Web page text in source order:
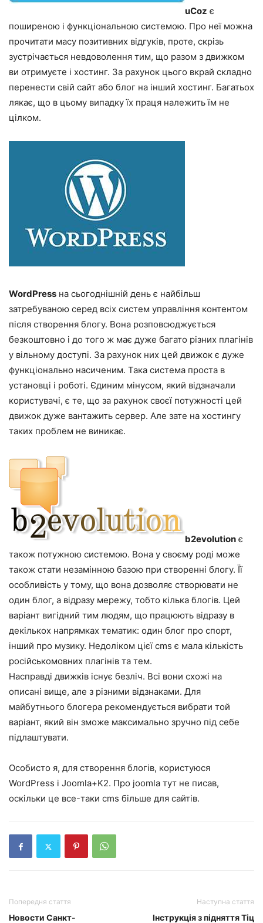
uСoz є
поширеною і функціональною системою. Про неї можна
прочитати масу позитивних відгуків, проте, скрізь
зустрічається невдоволення тим, що разом з движком
ви отримуєте і хостинг. За рахунок цього вкрай складно
перенести свій сайт або блог на інший хостинг. Багатьох
лякає, що в цьому випадку їх праця належить їм не
цілком.
WordPress на сьогоднішній день є найбільш
затребуваною серед всіх систем управління контентом
після створення блогу. Вона розповсюджується
безкоштовно і до того ж має дуже багато різних плагінів
у вільному доступі. За рахунок них цей движок є дуже
функціонально насиченим. Така система проста в
установці і роботі. Єдиним мінусом, який відзначали
користувачі, є те, що за рахунок своєї потужності цей
движок дуже вантажить сервер. Але зате на хостингу
таких проблем не виникає.
b2evolution є
також потужною системою. Вона у своєму роді може
також стати незамінною базою при створенні блогу. Її
особливість у тому, що вона дозволяє створювати не
один блог, а відразу мережу, тобто кілька блогів. Цей
варіант вигідний тим людям, що працюють відразу в
декількох напрямках тематик: один блог про спорт,
інший про музику. Недоліком цієї cms є мала кількість
російськомовних плагінів та тем.
Насправді движків існує безліч. Всі вони схожі на
описані вище, але з різними відзнаками. Для
майбутнього блогера рекомендується вибрати той
варіант, який він зможе максимально зручно під себе
підлаштувати.
Особисто я, для створення блогів, користуюся
WordPress і Joomla+K2. Про joomla тут не писав,
оскільки це все-таки cms більше для сайтів.
Попередня стаття
Новости Санкт-
Наступна стаття
Інструкція з підняття Тіц